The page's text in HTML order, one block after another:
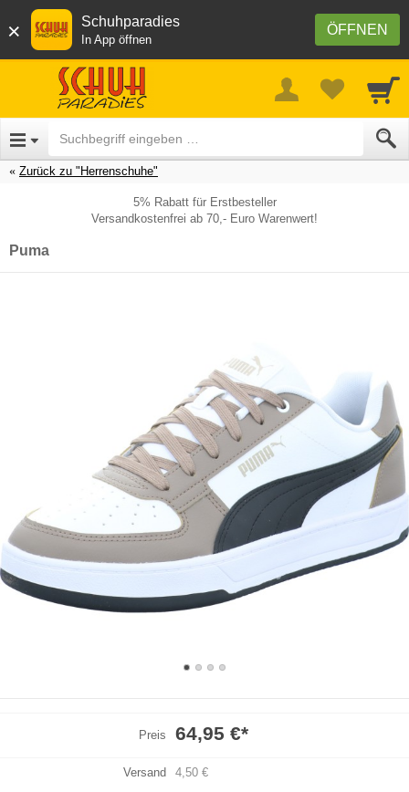
× ÖFFNEN
Schuhparadies
In App öffnen
Zurück zu "Herrenschuhe"
5% Rabatt für Erstbesteller
Versandkostenfrei ab 70,- Euro Warenwert!
Puma
Preis 64,95 €*
Versand 4,50 €